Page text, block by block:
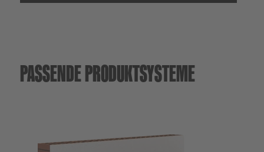
PASSENDE PRODUKTSYSTEME